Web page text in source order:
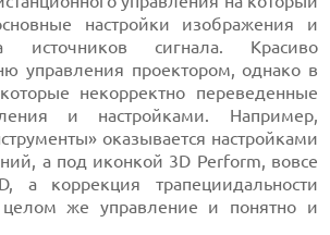
настройки изображения и
источников сигнала. Красиво
управления проектором, однако в
некорректно переведенные
и настройками. Например,
оказывается настройками
а под иконкой 3D Perform, вовсе
а коррекция трапециидальности
же управление и понятно и